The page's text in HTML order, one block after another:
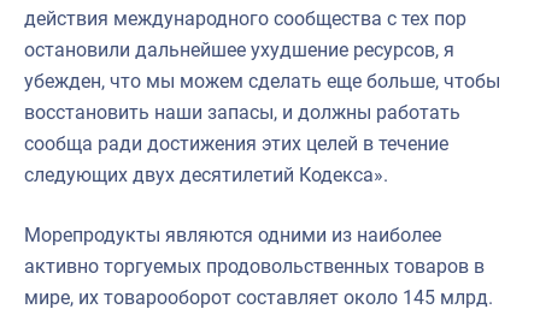
действия международного сообщества с тех пор
остановили дальнейшее ухудшение ресурсов, я
убежден, что мы можем сделать еще больше, чтобы
восстановить наши запасы, и должны работать
сообща ради достижения этих целей в течение
следующих двух десятилетий Кодекса».
Морепродукты являются одними из наиболее
активно торгуемых продовольственных товаров в
мире, их товарооборот составляет около 145 млрд.